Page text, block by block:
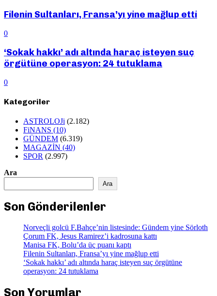
Filenin Sultanları, Fransa’yı yine mağlup etti
0
‘Sokak hakkı’ adı altında haraç isteyen suç
örgütüne operasyon: 24 tutuklama
0
Kategoriler
ASTROLOJi (2.182)
FiNANS (10)
GÜNDEM (6.319)
MAGAZİN (40)
SPOR (2.997)
Ara
Ara
Son Gönderilenler
Norveçli golcü F.Bahçe’nin listesinde: Gündem yine Sörloth
Çorum FK, Jesus Ramirez’i kadrosuna kattı
Manisa FK, Bolu’da üç puanı kaptı
Filenin Sultanları, Fransa’yı yine mağlup etti
‘Sokak hakkı’ adı altında haraç isteyen suç örgütüne
operasyon: 24 tutuklama
Son Yorumlar